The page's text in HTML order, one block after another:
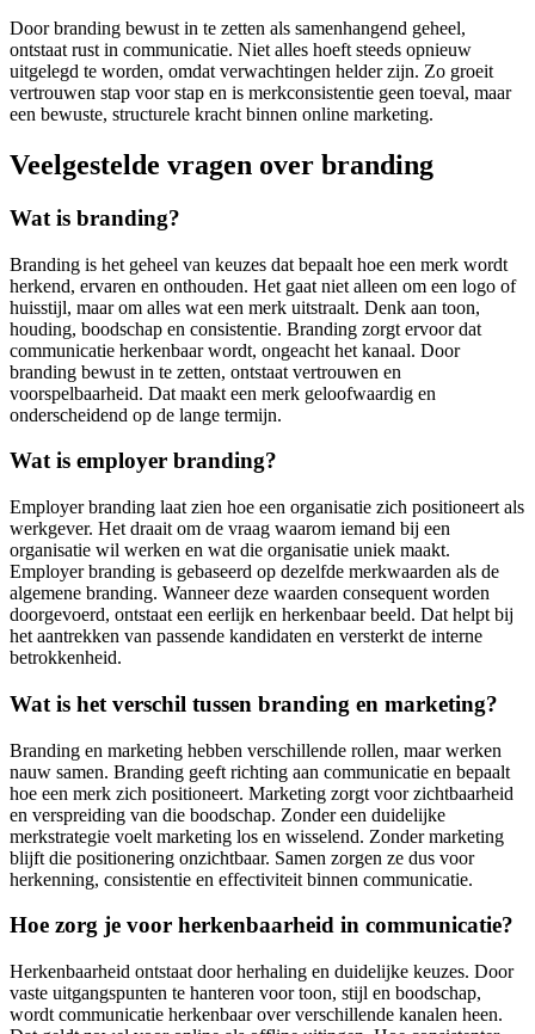
Door branding bewust in te zetten als samenhangend geheel,
ontstaat rust in communicatie. Niet alles hoeft steeds opnieuw
uitgelegd te worden, omdat verwachtingen helder zijn. Zo groeit
vertrouwen stap voor stap en is merkconsistentie geen toeval, maar
een bewuste, structurele kracht binnen online marketing.
Veelgestelde vragen over branding
Wat is branding?
Branding is het geheel van keuzes dat bepaalt hoe een merk wordt
herkend, ervaren en onthouden. Het gaat niet alleen om een logo of
huisstijl, maar om alles wat een merk uitstraalt. Denk aan toon,
houding, boodschap en consistentie. Branding zorgt ervoor dat
communicatie herkenbaar wordt, ongeacht het kanaal. Door
branding bewust in te zetten, ontstaat vertrouwen en
voorspelbaarheid. Dat maakt een merk geloofwaardig en
onderscheidend op de lange termijn.
Wat is employer branding?
Employer branding laat zien hoe een organisatie zich positioneert als
werkgever. Het draait om de vraag waarom iemand bij een
organisatie wil werken en wat die organisatie uniek maakt.
Employer branding is gebaseerd op dezelfde merkwaarden als de
algemene branding. Wanneer deze waarden consequent worden
doorgevoerd, ontstaat een eerlijk en herkenbaar beeld. Dat helpt bij
het aantrekken van passende kandidaten en versterkt de interne
betrokkenheid.
Wat is het verschil tussen branding en marketing?
Branding en marketing hebben verschillende rollen, maar werken
nauw samen. Branding geeft richting aan communicatie en bepaalt
hoe een merk zich positioneert. Marketing zorgt voor zichtbaarheid
en verspreiding van die boodschap. Zonder een duidelijke
merkstrategie voelt marketing los en wisselend. Zonder marketing
blijft die positionering onzichtbaar. Samen zorgen ze dus voor
herkenning, consistentie en effectiviteit binnen communicatie.
Hoe zorg je voor herkenbaarheid in communicatie?
Herkenbaarheid ontstaat door herhaling en duidelijke keuzes. Door
vaste uitgangspunten te hanteren voor toon, stijl en boodschap,
wordt communicatie herkenbaar over verschillende kanalen heen.